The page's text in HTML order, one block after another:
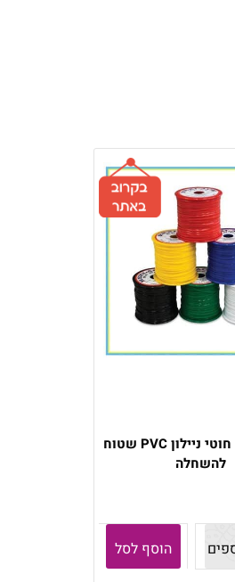
מארז של 6 חוטי ניילון PVC שטוח
להשחלה
הוסף לסל